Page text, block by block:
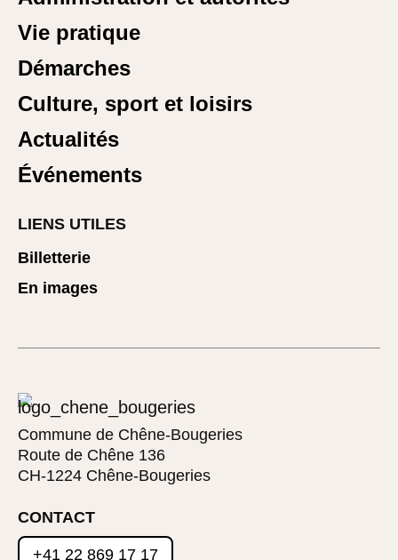
Vie pratique
Démarches
Culture, sport et loisirs
Actualités
Événements
LIENS UTILES
Billetterie
En images
Commune de Chêne-Bougeries
Route de Chêne 136
CH-1224 Chêne-Bougeries
CONTACT
+41 22 869 17 17